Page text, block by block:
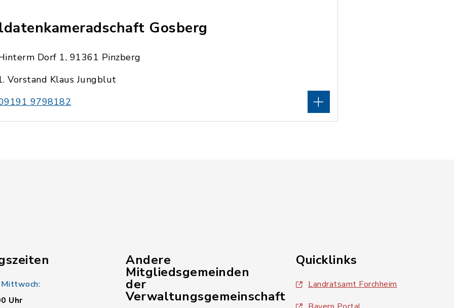
Gosberg
Dorf 1, 91361 Pinzberg
Vorstand Klaus Jungblut
9798182
Uhr
Andere
Mitgliedsgemeinden
der
Verwaltungsgemeinschaft
Quicklinks
Landratsamt Forchheim